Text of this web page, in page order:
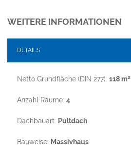
WEITERE INFORMATIONEN
DETAILS
Netto Grundfläche (DIN 277): 118 m²
Anzahl Räume: 4
Dachbauart: Pultdach
Bauweise: Massivhaus